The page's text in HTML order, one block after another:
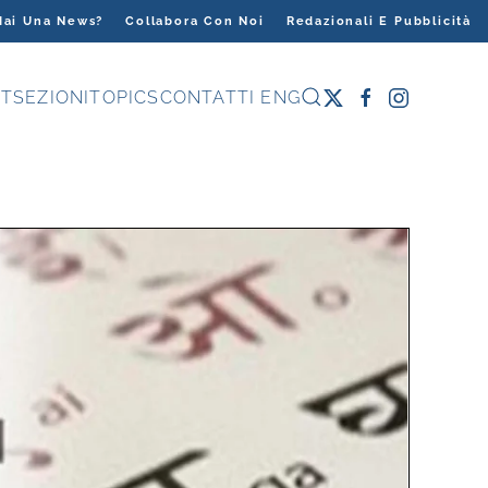
Una News? Collabora Con Noi Redazionali E Pubblicità
SEZIONITOPICSCONTATTI ENG